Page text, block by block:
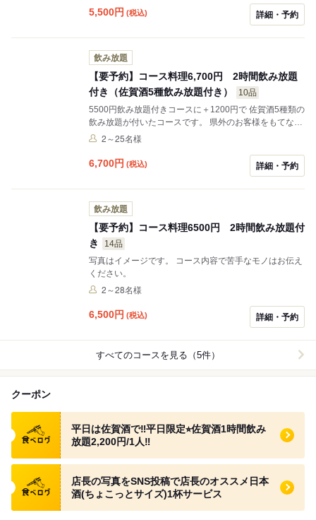
5,500円 (税込) 詳細・予約
飲み放題
【要予約】コース料理6,700円 2時間飲み放題
付き（佐賀酒5種飲み放題付き）
10品
5500円飲み放題付きコースに＋1200円で 佐賀酒5種類の
飲み放題が付いたコースです。 県外のお客様をもてなす
2～25名様
6,700円 (税込) 詳細・予約
飲み放題
【要予約】コース料理6500円 2時間飲み放題付
き
14品
写真はイメージです。 コース内容で苦手なモノはお伝え
ください。
2～28名様
6,500円 (税込) 詳細・予約
すべてのコースを見る（5件）
クーポン
食べログ クーポン
平日は佐賀酒で‼️平日限定⭐︎佐賀酒1時間飲み
放題2,200円/1人‼️
食べログ クーポン
店長の写真をSNS投稿で店長のオススメ日本
酒(ちょこっとサイズ)1杯サービス